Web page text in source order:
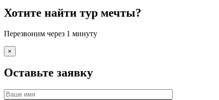
Хотите найти тур мечты?
Перезвоним через 1 минуту
×
Оставьте заявку